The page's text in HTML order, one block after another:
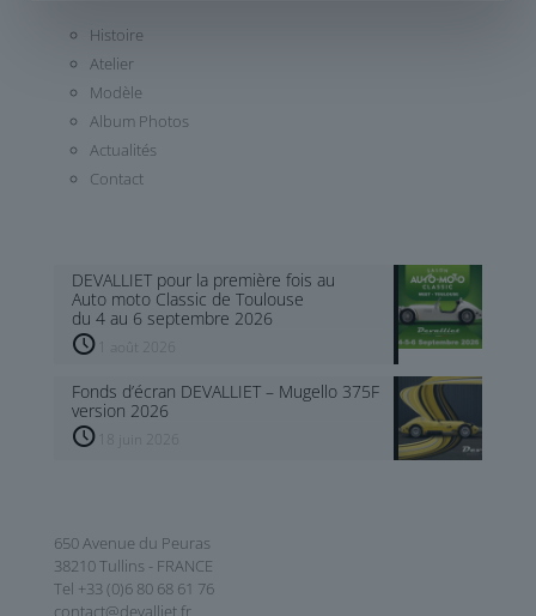
Histoire
Atelier
Modèle
Album Photos
Actualités
Contact
DEVALLIET pour la première fois au
Auto moto Classic de Toulouse
du 4 au 6 septembre 2026
1 août 2026
Fonds d’écran DEVALLIET – Mugello 375F
version 2026
18 juin 2026
650 Avenue du Peuras
38210 Tullins - FRANCE
Tel +33 (0)6 80 68 61 76
contact@devalliet.fr